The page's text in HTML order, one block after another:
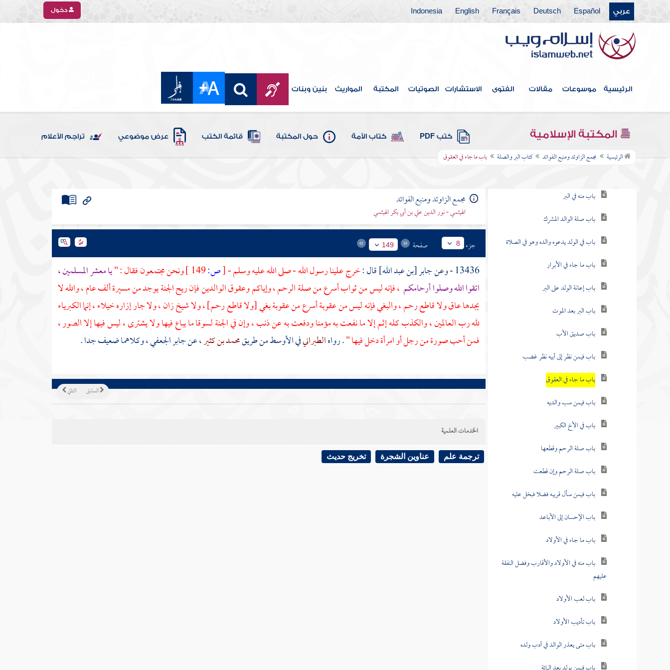
عربي Español
Deutsch
Français
English
Indonesia دخول
الرئيسية موسوعات مقالات الفتوى الاستشارات الصوتيات المكتبة المواريث بنين وبنات
المكتبة الإسلامية كتب PDF كتاب الأمة حول المكتبة قائمة الكتب عرض موضوعي تراجم الأعلام
الرئيسية مجمع الزاوئد ومنبع الفوائد كتاب البر والصلة باب ما جاء في العقوق
كتاب الديات
كتاب التفسير
كتاب التعبير
كتاب القدر
كتاب الفتن أعاذنا الله منها
كتاب الأدب
كتاب البر والصلة
باب منه في البر
باب صلة الوالد المشرك
باب في الولد يدعوه والده وهو في الصلاة
باب ما جاء في الأبرار
باب إعانة الولد على البر
باب البر بعد الموت
باب صديق الأب
باب فيمن نظر إلى أبيه نظر غضب
باب ما جاء في العقوق
باب فيمن سب والديه
باب في الأخ الكبير
باب صلة الرحم وقطعها
باب صلة الرحم وإن قطعت
باب فيمن سأل قريبه فضلا فبخل عليه
باب الإحسان إلى الأباعد
باب ما جاء في الأولاد
باب منه في الأولاد والأقارب وفضل النفقة
عليهم
باب لعب الأولاد
باب تأديب الأولاد
باب متى يعذر الوالد في أدب ولده
مجمع الزاوئد ومنبع الفوائد
الهيثمي - نور الدين علي بن أبي بكر الهيثمي
جزء 8 صفحة 149
13436 - وعن جابر [بن عبد الله]قال :خرج علينا رسول الله - صلى الله عليه وسلم -[ص:149 ] ونحن مجتمعون فقال : "يا معشر المسلمين ،
اتقوا الله وصلوا أرحامكم ، فإنه ليس من ثواب أسرع من صلة الرحم ، وإياكم وعقوق الوالدين فإن ريح الجنة يوجد من مسيرة ألف عام ، والله لا
يجدها عاق ولا قاطع رحم ، والبغي فإنه ليس من عقوبة أسرع من عقوبة بغي [ولا قاطع رحم] ، ولا شيخ زان ، ولا جار إزاره خيلاء ، إنما الكبرياء
لله رب العالمين ، والكذب كله إثم إلا ما نفعت به مؤمنا ودفعت به عن ذنب ، وإن في الجنة لسوقا ما يباع فيها ولا يشترى ، ليس فيها إلا الصور ،
فمن أحب صورة من رجل أو امرأة دخل فيها ". رواهالطبرانيفي الأوسط من طريقمحمد بن كثير، عنجابر الجعفي، وكلاهما ضعيف جدا .
التالي السابق
الخدمات العلمية
ترجمة علم عناوين الشجرة تخريج حديث